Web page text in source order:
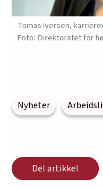
Tomas Iversen,
Direktoratet for
Nyheter
Del artikkel